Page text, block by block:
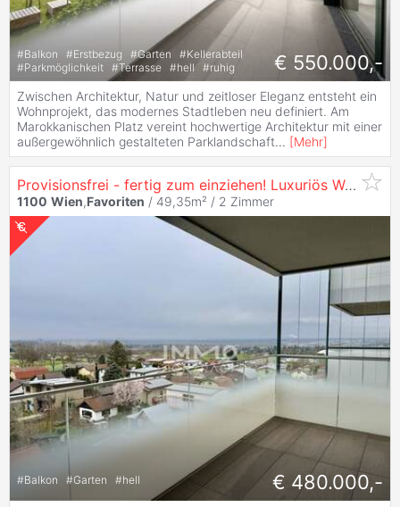
#Balkon #Erstbezug #Garten #Kellerabteil
#Parkmöglichkeit #Terrasse #hell #ruhig € 550.000,-
Zwischen Architektur, Natur und zeitloser Eleganz entsteht ein
Wohnprojekt, das modernes Stadtleben neu definiert. Am
Marokkanischen Platz vereint hochwertige Architektur mit einer
außergewöhnlich gestalteten Parklandschaft... [Mehr]
Provisionsfrei - fertig zum einziehen! Luxuriös Wohnen im exklusiven Prachtgarten -
1100 Wien,Favoriten / 49,35m² / 2 Zimmer
#Balkon #Garten #hell € 480.000,-